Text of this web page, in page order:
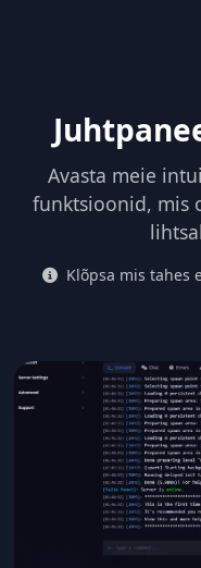
Avasta meie
funktsioonid, mis
Klõpsa mis tahes